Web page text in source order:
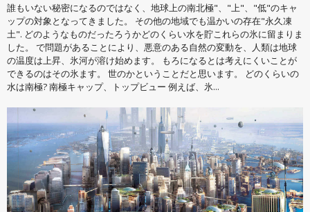
誰もいない秘密になるのではなく、地球上の南北極"、"上"、"低"のキャ
ップの対象となってきました。 その他の地域でも温かいの存在"永久凍
土". どのようなものだったろうかどのくらい水を貯これらの氷に留まりま
した。 で問題があることにより、悪意のある自然の変動を、人類は地球
の温度は上昇、氷河が溶け始めます。 もろになるとは考えにくいことが
できるのはその氷ます。 世のかということだと思います。 どのくらいの
水は南極? 南極キャップ、トップビュー 例えば、氷...